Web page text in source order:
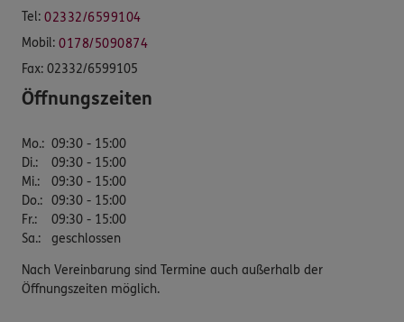
Tel: 02332/6599104
Mobil: 0178/5090874
Fax: 02332/6599105
Öffnungszeiten
Mo.: 09:30 - 15:00
Di.:
09:30 - 15:00
Mi.:
09:30 - 15:00
Do.: 09:30 - 15:00
Fr.:
09:30 - 15:00
Sa.: geschlossen
Nach Vereinbarung sind Termine auch außerhalb der
Öffnungszeiten möglich.